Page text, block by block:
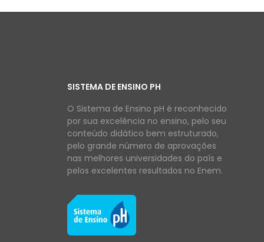
SISTEMA DE ENSINO PH
O Sistema de Ensino pH é reconhecido
por sua excelência no ensino, pelo seu
conteúdo didático bem estruturado,
pelo grande número de aprovações
nas melhores universidades do país e
pelos excelentes resultados no Enem.